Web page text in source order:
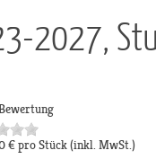
2027,
€pro Stück(inkl. MwSt.)